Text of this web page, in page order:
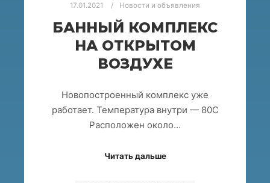
17.01.2021 Новости и объявления
БАННЫЙ КОМПЛЕКС
НА ОТКРЫТОМ
ВОЗДУХЕ
Новопостроенный комплекс уже
работает. Температура внутри — 80С
Расположен около…
Читать дальше